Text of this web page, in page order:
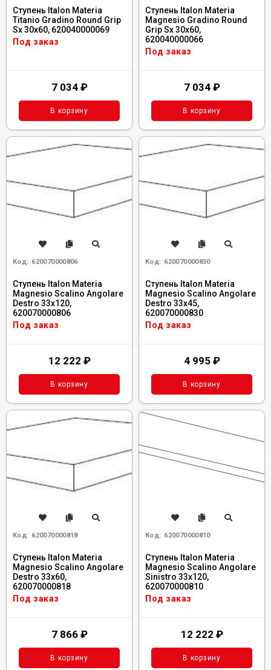
Ступень Italon Materia
Titanio Gradino Round Grip
Sx 30x60, 620040000069
Под заказ
7 034 ₽
В корзину
Ступень Italon Materia
Magnesio Gradino Round
Grip Sx 30x60,
620040000066
Под заказ
7 034 ₽
В корзину
Код: 620070000806
Ступень Italon Materia
Magnesio Scalino Angolare
Destro 33x120,
620070000806
Под заказ
12 222 ₽
В корзину
Код: 620070000830
Ступень Italon Materia
Magnesio Scalino Angolare
Destro 33x45,
620070000830
Под заказ
4 995 ₽
В корзину
Код: 620070000818
Ступень Italon Materia
Magnesio Scalino Angolare
Destro 33x60,
620070000818
Под заказ
7 866 ₽
В корзину
Код: 620070000810
Ступень Italon Materia
Magnesio Scalino Angolare
Sinistro 33x120,
620070000810
Под заказ
12 222 ₽
В корзину